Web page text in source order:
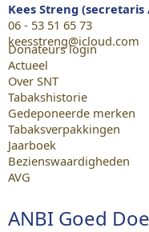
Kees Streng
06 - 53 51 65 73
keesstreng@icloud.com
Donateurs login
Actueel
Over SNT
Tabakshistorie
Gedeponeerde merken
Tabaksverpakkingen
Jaarboek
Bezienswaardigheden
AVG
ANBI Goed